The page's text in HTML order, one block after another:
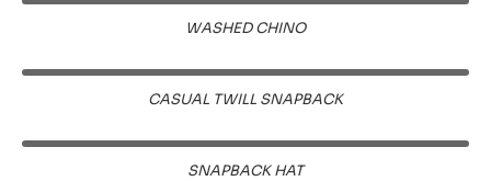
WASHED CHINO
CASUAL TWILL SNAPBACK
SNAPBACK HAT